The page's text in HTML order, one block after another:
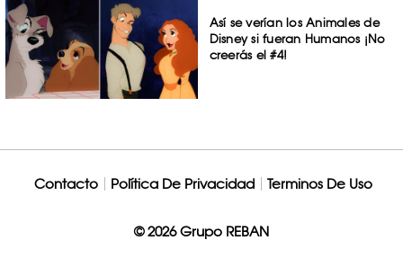
Así se verían los Animales de
Disney si fueran Humanos ¡No
creerás el #4!
Contacto Política De Privacidad Terminos De Uso
© 2026 Grupo REBAN